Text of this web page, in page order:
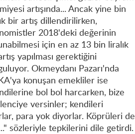
artışında... Ancak yine bin
bir artış dillendirilirken,
2018'deki değerinin
için en az 13 bin liralık
yapılması gerektiğini
Okmeydanı Pazarı'nda
konuşan emekliler ise
bol bol harcarken, bize
versinler; kendileri
para yok diyorlar. Köprüleri de
sözleriyle tepkilerini dile getirdi.